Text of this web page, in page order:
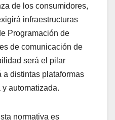
de los consumidores,
infraestructuras
Programación de
de comunicación de
será el pilar
a distintas plataformas
automatizada.
normativa es